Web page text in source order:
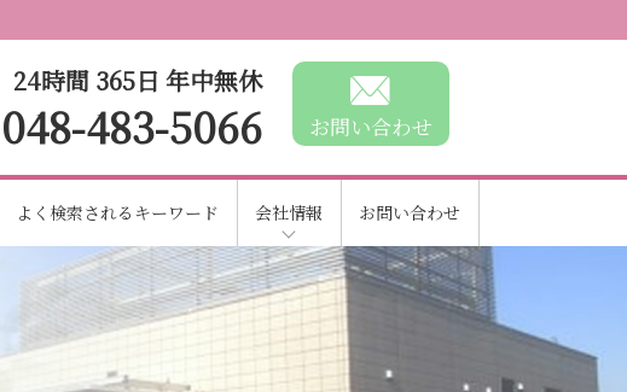
24時間 365日 年中無休
048-483-5066 お問い合わせ
よく検索されるキーワード 会社情報 お問い合わせ